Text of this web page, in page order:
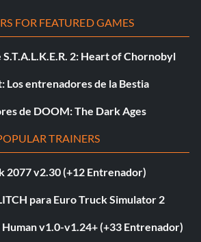
FOR FEATURED GAMES
2: Heart of Chornobyl
Los entrenadores de la Bestia
de DOOM: The Dark Ages
TRAINERS
2077 v2.30 (+12 Entrenador)
para Euro Truck Simulator 2
v1.0-v1.24+ (+33 Entrenador)